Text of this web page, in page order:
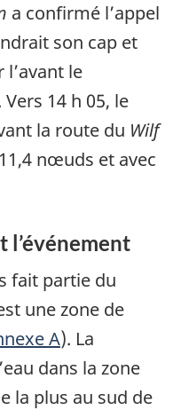
a confirmé l’appel
son cap et
le
14 h 05, le
la route du Wilf
nœuds et avec
l’événement
fait partie du
une zone de
A). La
dans la zone
la plus au sud de